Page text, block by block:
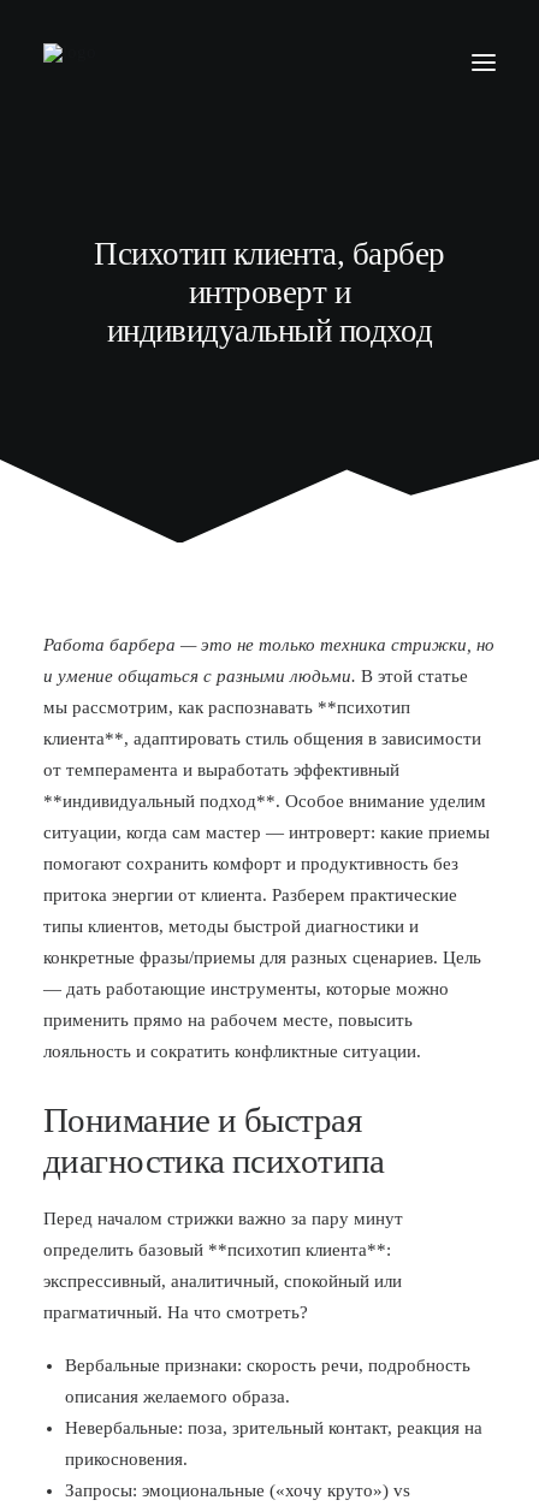
МОДЕЛЯМ
Психотип клиента, барбер
интроверт и
индивидуальный подход
Работа барбера — это не только техника стрижки, но
и умение общаться с разными людьми. В этой статье
мы рассмотрим, как распознавать **психотип
клиента**, адаптировать стиль общения в зависимости
от темперамента и выработать эффективный
**индивидуальный подход**. Особое внимание уделим
ситуации, когда сам мастер — интроверт: какие приемы
помогают сохранить комфорт и продуктивность без
притока энергии от клиента. Разберем практические
типы клиентов, методы быстрой диагностики и
конкретные фразы/приемы для разных сценариев. Цель
— дать работающие инструменты, которые можно
применить прямо на рабочем месте, повысить
лояльность и сократить конфликтные ситуации.
Понимание и быстрая
диагностика психотипа
Перед началом стрижки важно за пару минут
определить базовый **психотип клиента**:
экспрессивный, аналитичный, спокойный или
прагматичный. На что смотреть?
Вербальные признаки: скорость речи, подробность
описания желаемого образа.
Невербальные: поза, зрительный контакт, реакция на
прикосновения.
Запросы: эмоциональные («хочу круто») vs